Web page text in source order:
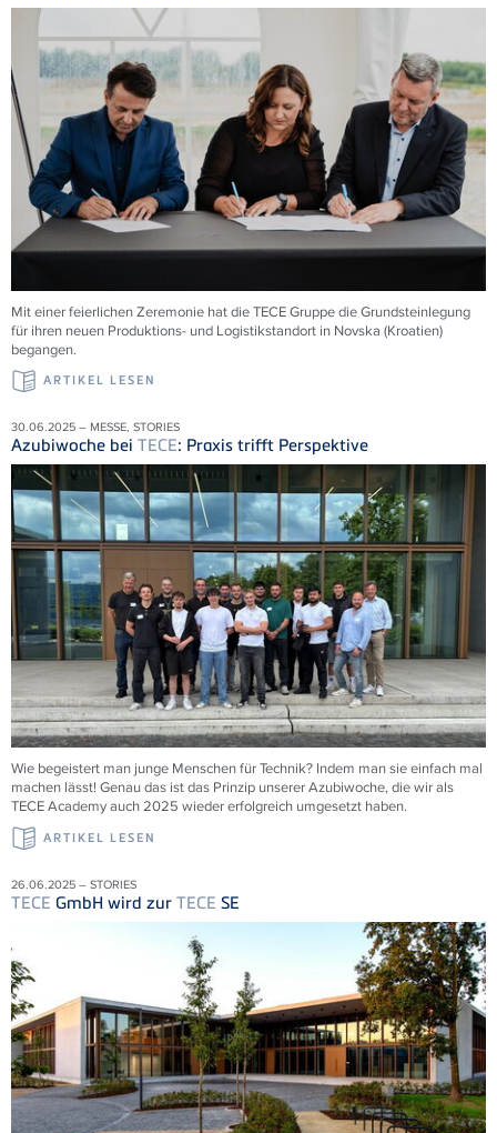
Mit einer feierlichen Zeremonie hat dieTECEGruppe die Grundsteinlegung
für ihren neuen Produktions- und Logistikstandort in Novska (Kroatien)
begangen.
ARTIKEL LESEN
30.06.2025 – MESSE, STORIES
Azubiwoche bei TECE: Praxis trifft Perspektive
Wie begeistert man junge Menschen für Technik? Indem man sie einfach mal
machen lässt! Genau das ist das Prinzip unserer Azubiwoche, die wir als
TECEAcademy auch 2025 wieder erfolgreich umgesetzt haben.
ARTIKEL LESEN
26.06.2025 – STORIES
TECE GmbH wird zur TECE SE